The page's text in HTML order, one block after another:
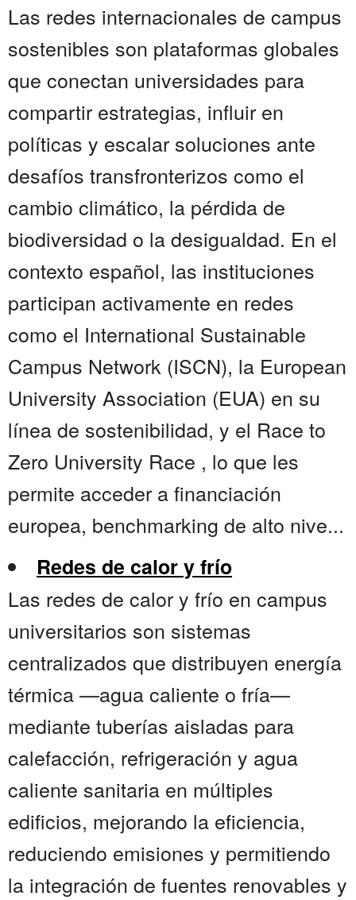
Las redes internacionales de campus
sostenibles son plataformas globales
que conectan universidades para
compartir estrategias, influir en
políticas y escalar soluciones ante
desafíos transfronterizos como el
cambio climático, la pérdida de
biodiversidad o la desigualdad. En el
contexto español, las instituciones
participan activamente en redes
como el International Sustainable
Campus Network (ISCN), la European
University Association (EUA) en su
línea de sostenibilidad, y el Race to
Zero University Race , lo que les
permite acceder a financiación
europea, benchmarking de alto nive...
Redes de calor y frío
Las redes de calor y frío en campus
universitarios son sistemas
centralizados que distribuyen energía
térmica —agua caliente o fría—
mediante tuberías aisladas para
calefacción, refrigeración y agua
caliente sanitaria en múltiples
edificios, mejorando la eficiencia,
reduciendo emisiones y permitiendo
la integración de fuentes renovables y